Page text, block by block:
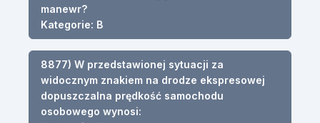
manewr?
Kategorie: B
8877) W przedstawionej sytuacji za
widocznym znakiem na drodze ekspresowej
dopuszczalna prędkość samochodu
osobowego wynosi: